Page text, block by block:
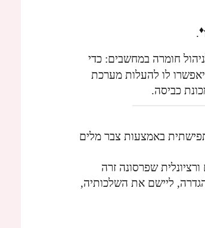
♦
.
חומרה במחשבים: כדי
לו להעלות מערכת
כביסה.
באמצעות צבר מלים
ורציונלית שפרסונה זרה
ליישם את השלכותיה,